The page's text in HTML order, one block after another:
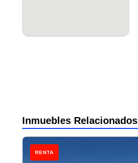
Inmuebles Relacionados
RENTA